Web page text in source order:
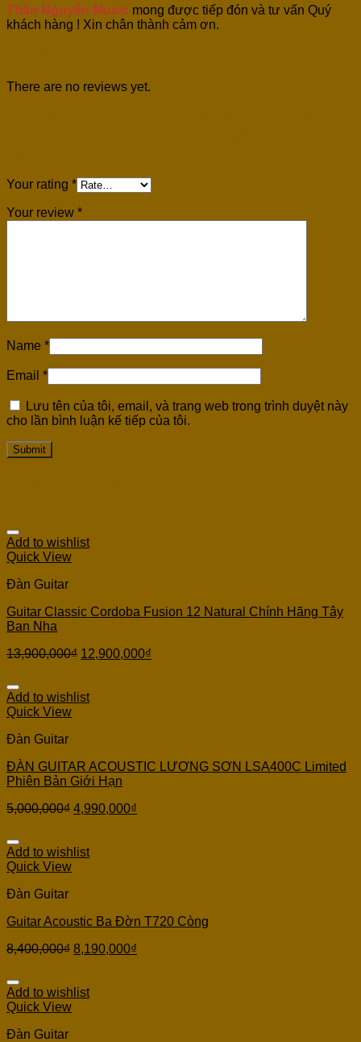
Thân Nguyễn Music mong được tiếp đón và tư vấn Quý
khách hàng ! Xin chân thành cảm ơn.
There are no reviews yet.
Your rating *
Your review *
Name *
Email *
Lưu tên của tôi, email, và trang web trong trình duyệt này
cho lần bình luận kế tiếp của tôi.
Add to wishlist
Quick View
Đàn Guitar
Guitar Classic Cordoba Fusion 12 Natural Chính Hãng Tây
Ban Nha
13,900,000₫ 12,900,000₫
Add to wishlist
Quick View
Đàn Guitar
ĐÀN GUITAR ACOUSTIC LƯƠNG SƠN LSA400C Limited
Phiên Bản Giới Hạn
5,000,000₫ 4,990,000₫
Add to wishlist
Quick View
Đàn Guitar
Guitar Acoustic Ba Đờn T720 Còng
8,400,000₫ 8,190,000₫
Add to wishlist
Quick View
Đàn Guitar